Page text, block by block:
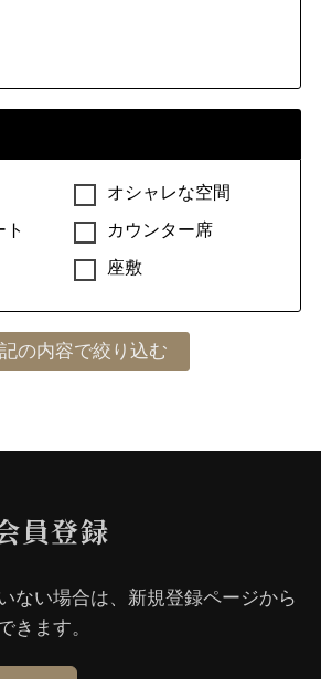
オシャレな空間
ト
カウンター席
座敷
員登録
ない場合は、新規登録ページから
きます。